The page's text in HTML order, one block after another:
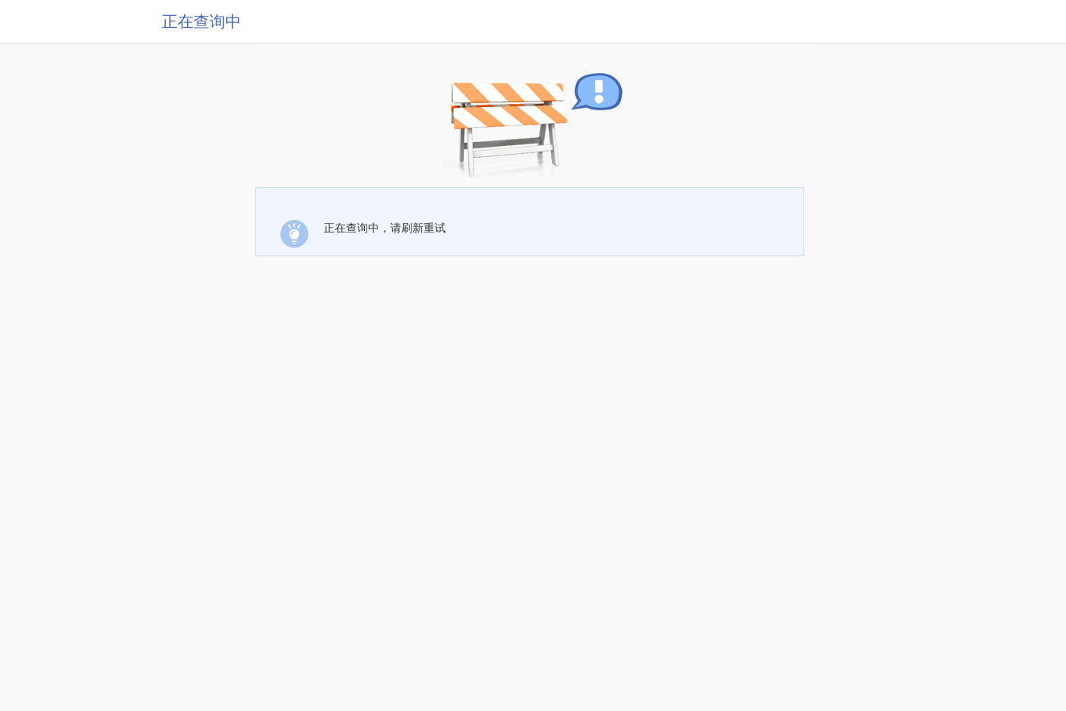
正在查询中
正在查询中，请刷新重试